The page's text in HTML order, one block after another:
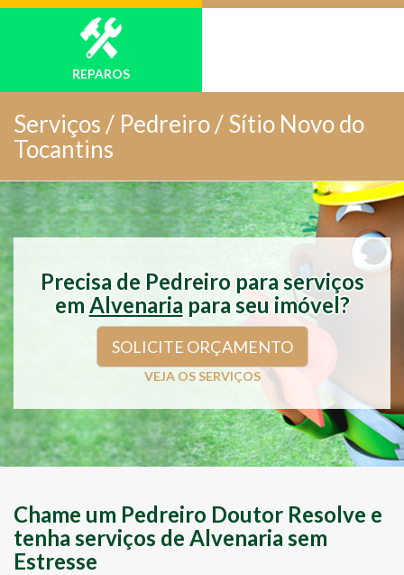
REPAROS
Serviços / Pedreiro / Sítio Novo do
Tocantins
Precisa de Pedreiro para serviços
em Alvenaria para seu imóvel?
SOLICITE ORÇAMENTO
VEJA OS SERVIÇOS
Chame um Pedreiro Doutor Resolve e
tenha serviços de Alvenaria sem
Estresse